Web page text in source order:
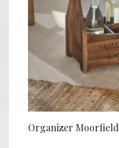
Organizer Moorfield